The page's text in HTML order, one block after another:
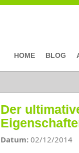
HOME BLOG
Der
Datum: 02/12/2014